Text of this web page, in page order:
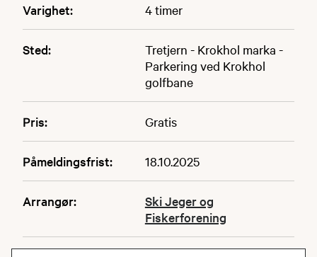
Varighet: 4 timer
Sted:
Tretjern - Krokhol marka -
Parkering ved Krokhol
golfbane
Pris: Gratis
Påmeldingsfrist: 18.10.2025
Arrangør:
Ski Jeger og
Fiskerforening